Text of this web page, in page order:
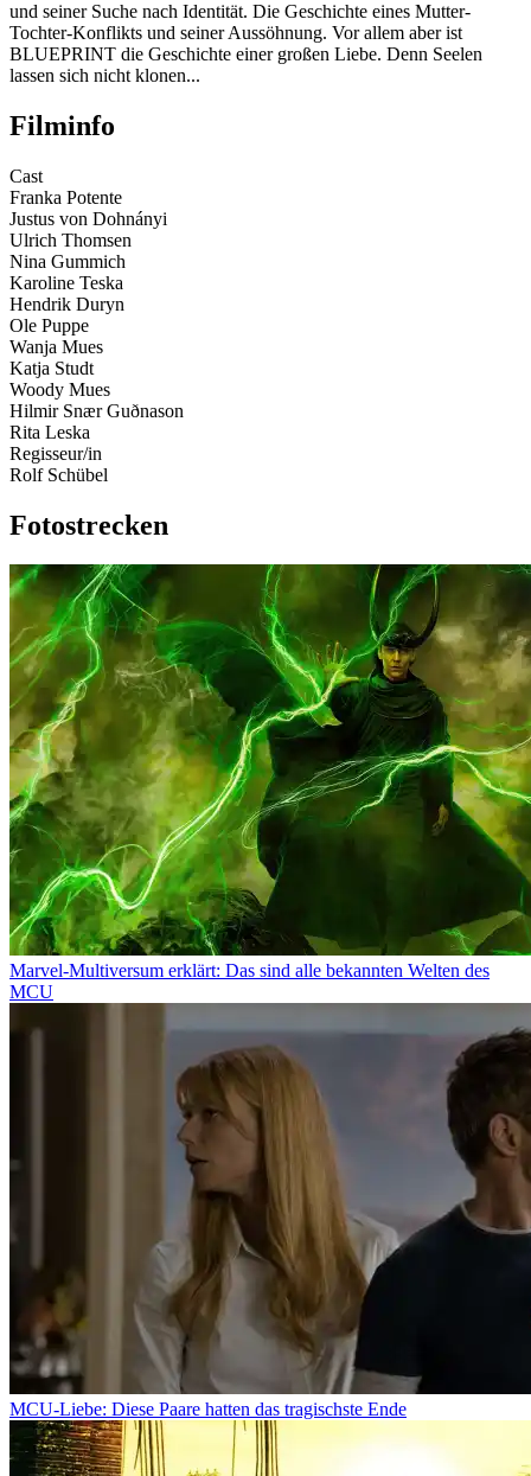
und seiner Suche nach Identität. Die Geschichte eines Mutter-
Tochter-Konflikts und seiner Aussöhnung. Vor allem aber ist
BLUEPRINT die Geschichte einer großen Liebe. Denn Seelen
lassen sich nicht klonen...
Filminfo
Cast
Franka Potente
Justus von Dohnányi
Ulrich Thomsen
Nina Gummich
Karoline Teska
Hendrik Duryn
Ole Puppe
Wanja Mues
Katja Studt
Woody Mues
Hilmir Snær Guðnason
Rita Leska
Regisseur/in
Rolf Schübel
Fotostrecken
Marvel-Multiversum erklärt: Das sind alle bekannten Welten des
MCU
MCU-Liebe: Diese Paare hatten das tragischste Ende